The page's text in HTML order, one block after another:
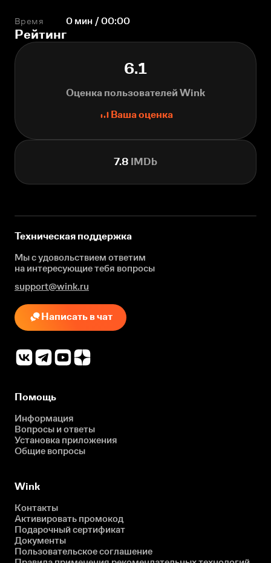
Время 0 мин / 00:00
Рейтинг
6.1
Оценка пользователей Wink
Ваша оценка
7.8 IMDb
Техническая поддержка
Мы с удовольствием ответим
на интересующиетебя вопросы
support@wink.ru
Написать в чат
Помощь
Информация
Вопросы и ответы
Установка приложения
Общие вопросы
Wink
Контакты
Активировать промокод
Подарочный сертификат
Документы
Пользовательское соглашение